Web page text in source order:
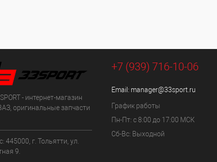
- интернет-магазин
оригинальные запчасти
445000, г. Тольятти, ул.
9.
+7 (939) 716-10-06
Email: manager@33sport.ru
График работы
Пн-Пт: с 8:00 до 17:00 МСК
Сб-Вс: Выходной